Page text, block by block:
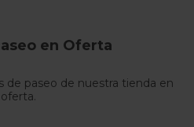
en Oferta
de paseo de nuestra tienda en
oferta.